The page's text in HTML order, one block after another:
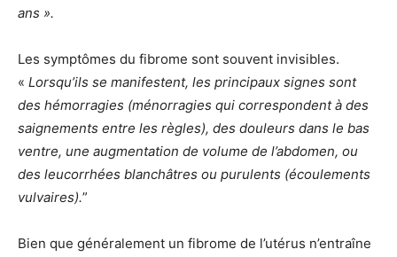
ans ».
Les symptômes du fibrome sont souvent invisibles.
« Lorsqu’ils se manifestent, les principaux signes sont
des hémorragies (ménorragies qui correspondent à des
saignements entre les règles), des douleurs dans le bas
ventre, une augmentation de volume de l’abdomen, ou
des leucorrhées blanchâtres ou purulents (écoulements
vulvaires).”
Bien que généralement un fibrome de l’utérus n’entraîne